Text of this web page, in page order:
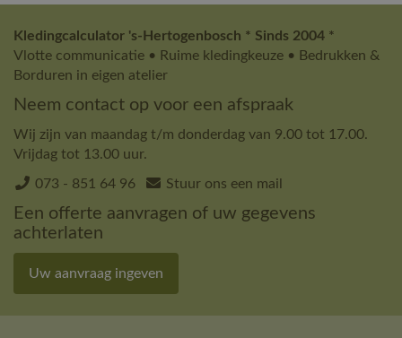
Kledingcalculator 's-Hertogenbosch * Sinds 2004 *
Vlotte communicatie • Ruime kledingkeuze • Bedrukken &
Borduren in eigen atelier
Neem contact op voor een afspraak
Wij zijn van maandag t/m donderdag van 9.00 tot 17.00.
Vrijdag tot 13.00 uur.
073 - 851 64 96 Stuur ons een mail
Een offerte aanvragen of uw gegevens
achterlaten
Uw aanvraag ingeven